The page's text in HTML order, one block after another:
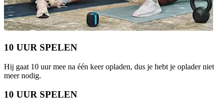
10 UUR SPELEN
Hij gaat 10 uur mee na één keer opladen, dus je hebt je oplader niet
meer nodig.
10 UUR SPELEN